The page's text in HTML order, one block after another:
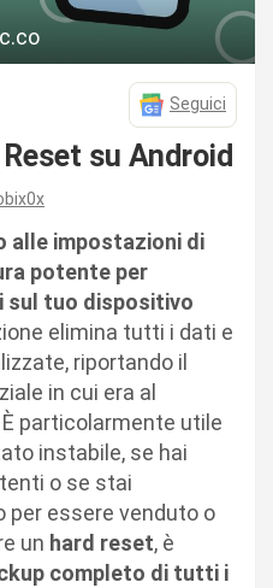
Seguici
su Android
alle impostazioni di
potente per
sul tuo dispositivo
elimina tutti i dati e
riportando il
in cui era al
particolarmente utile
instabile, se hai
o se stai
per essere venduto o
un hard reset, è
completo di tutti i